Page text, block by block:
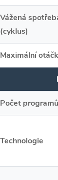
Vážená
(cyklus)
Maximální
Počet programů
Technologie